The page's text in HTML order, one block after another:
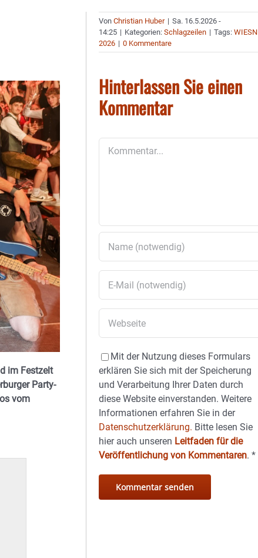
im Festzelt
Party-
vom
VonChristian Huber | Sa. 16.5.2026 -
14:25 | Kategorien:Schlagzeilen | Tags:WIESN
2026 | 0 Kommentare
Hinterlassen Sie einen
Kommentar
Mit der Nutzung dieses Formulars
erklären Sie sich mit der Speicherung
und Verarbeitung Ihrer Daten durch
diese Website einverstanden. Weitere
Informationen erfahren Sie in der
Datenschutzerklärung. Bitte lesen Sie
hier auch unseren Leitfaden für die
Veröffentlichung von Kommentaren.*